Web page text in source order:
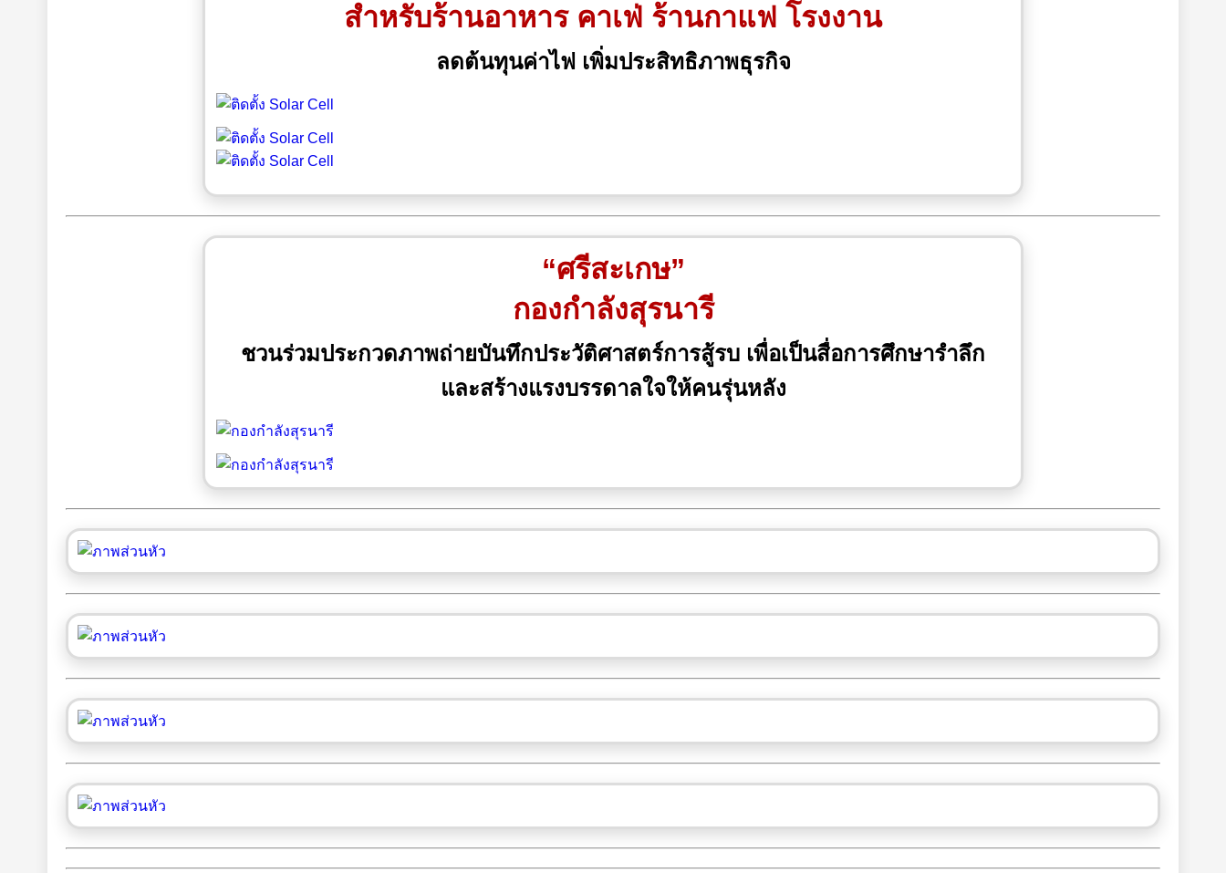
สำหรับร้านอาหาร คาเฟ่ ร้านกาแฟ โรงงาน
ลดต้นทุนค่าไฟ เพิ่มประสิทธิภาพธุรกิจ
“ศรีสะเกษ”
กองกำลังสุรนารี
ชวนร่วมประกวดภาพถ่ายบันทึกประวัติศาสตร์การสู้รบ เพื่อเป็นสื่อการศึกษารำลึก
และสร้างแรงบรรดาลใจให้คนรุ่นหลัง